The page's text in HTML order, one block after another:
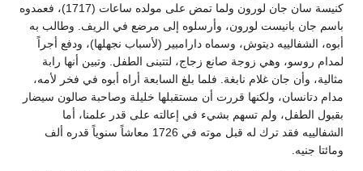
كنيسة سان جان لورون ولما تمض على مولده ساعات (1717)، فعمدوه
باسم جان بانيست لورون، وأرسلوه إلى مرضع في الريف. وطالب به
أبوه، الشفالييه ديتوش، وسماه دارامبير (لأسباب نجهلها)، ودفع أجراً
لمدام روسو، وهي زوجة صانع زجاج، لتتبنى الطفل. وتبين أنها رابة
مثالية، وأن جان غلام نابغة. فلما بلغ السابعة أراه أبوه في فخر لأمه،
مدام دتانسان، ولكنها قررت أن مستقبلها خليلة وصاحبة صالون سيضار
بقبول الطفل، ولم تسهم بشيء في إعالته على قدر علمنا، أما
الشفالييه فقد ترك له قبل موته في 1726 معاشاً سنوياً قدره ألف
ومائتا جنيه.